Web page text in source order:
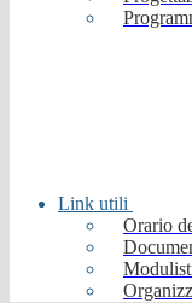
Link utili
Orario